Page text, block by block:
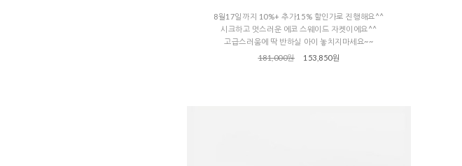
8월17일까지 10%+ 추가15% 할인가로 진행해요^^
시크하고 멋스러운 에코 스웨이드 자켓이에요^^
고급스러움에 딱 반하실 아이 놓치지마세요~~
181,000원
153,850원